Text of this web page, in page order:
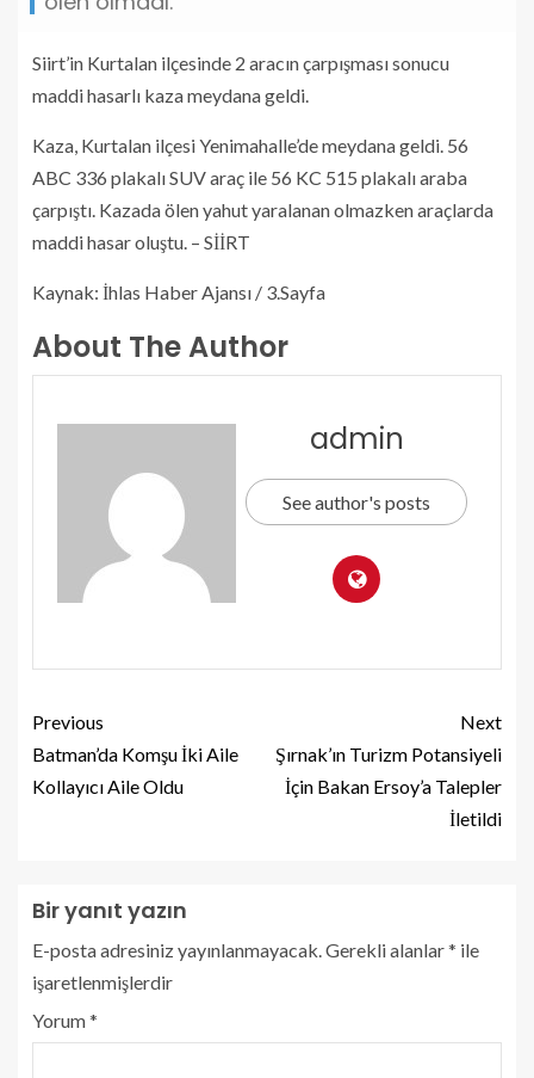
Siirt’in Kurtalan ilçesinde 2 aracın çarpışması sonucu
maddi hasarlı kaza meydana geldi.
Kaza, Kurtalan ilçesi Yenimahalle’de meydana geldi. 56
ABC 336 plakalı SUV araç ile 56 KC 515 plakalı araba
çarpıştı. Kazada ölen yahut yaralanan olmazken araçlarda
maddi hasar oluştu. – SİİRT
Kaynak: İhlas Haber Ajansı / 3.Sayfa
About The Author
admin
See author's posts
Previous
Batman’da Komşu İki Aile
Kollayıcı Aile Oldu
Next
Şırnak’ın Turizm Potansiyeli
İçin Bakan Ersoy’a Talepler
İletildi
Bir yanıt yazın
E-posta adresiniz yayınlanmayacak. Gerekli alanlar* ile
işaretlenmişlerdir
Yorum*